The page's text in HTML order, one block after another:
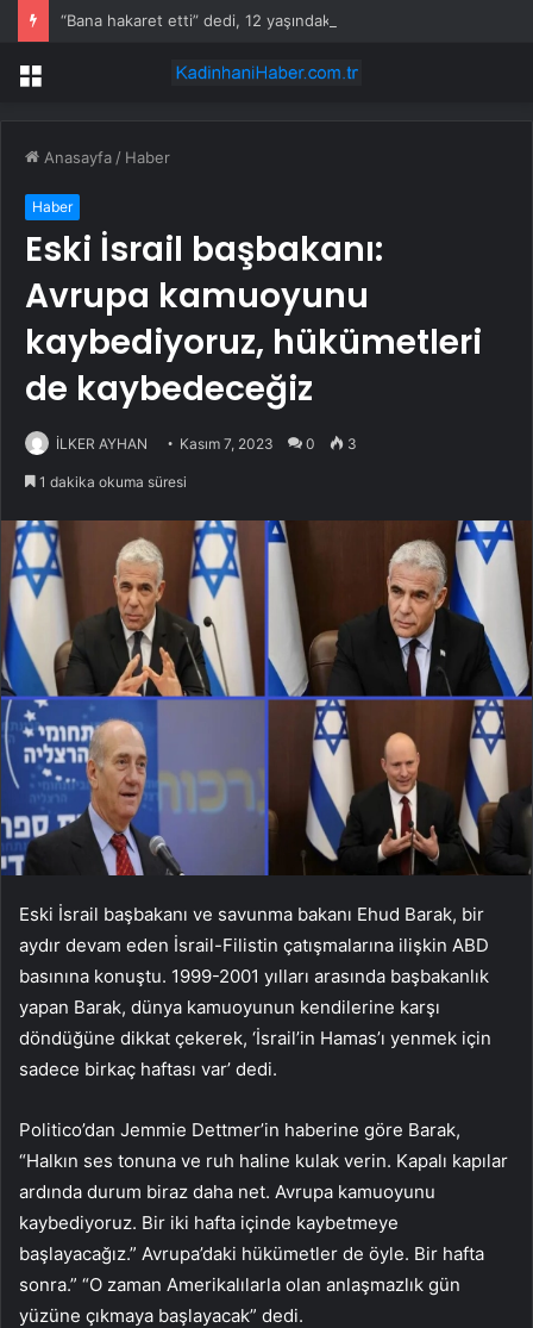
“Bana hakaret etti” dedi, 12 yaşındaki çırağına acımadı!
Menü
Anasayfa / Haber
Haber
Eski İsrail başbakanı:
Avrupa kamuoyunu
kaybediyoruz, hükümetleri
de kaybedeceğiz
İLKER AYHAN Kasım 7, 2023 0 3
1 dakika okuma süresi
Eski İsrail başbakanı ve savunma bakanı Ehud Barak, bir
aydır devam eden İsrail-Filistin çatışmalarına ilişkin ABD
basınına konuştu. 1999-2001 yılları arasında başbakanlık
yapan Barak, dünya kamuoyunun kendilerine karşı
döndüğüne dikkat çekerek, ‘İsrail’in Hamas’ı yenmek için
sadece birkaç haftası var’ dedi.
Politico’dan Jemmie Dettmer’in haberine göre Barak,
“Halkın ses tonuna ve ruh haline kulak verin. Kapalı kapılar
ardında durum biraz daha net. Avrupa kamuoyunu
kaybediyoruz. Bir iki hafta içinde kaybetmeye
başlayacağız.” Avrupa’daki hükümetler de öyle. Bir hafta
sonra.” “O zaman Amerikalılarla olan anlaşmazlık gün
yüzüne çıkmaya başlayacak” dedi.